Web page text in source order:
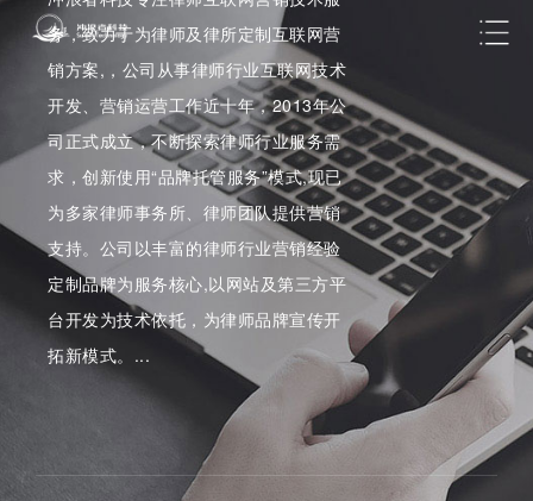
务，致力于为律师及律所定制互联网营
销方案,，公司从事律师行业互联网技术
开发、营销运营工作近十年，2013年公
司正式成立，不断探索律师行业服务需
求，创新使用“品牌托管服务”模式,现已
为多家律师事务所、律师团队提供营销
支持。公司以丰富的律师行业营销经验
定制品牌为服务核心,以网站及第三方平
台开发为技术依托，为律师品牌宣传开
拓新模式。...